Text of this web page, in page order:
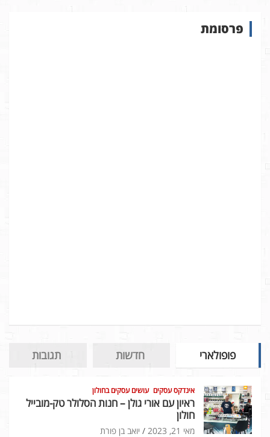
א
פרסומת
פופולארי חדשות תגובות
אינדקס עסקים עושים עסקים בחולון
ראיון עם אורי גולן – חנות הסלולר טק-מובייל
חולון
מאי 21, 2023 יואב בן פורת